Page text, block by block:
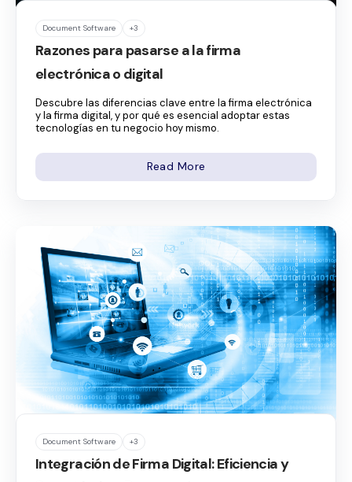
Document Software +3
Razones para pasarse a la firma
electrónica o digital
Descubre las diferencias clave entre la firma electrónica
y la firma digital, y por qué es esencial adoptar estas
tecnologías en tu negocio hoy mismo.
Read More
Document Software +3
Integración de Firma Digital: Eficiencia y